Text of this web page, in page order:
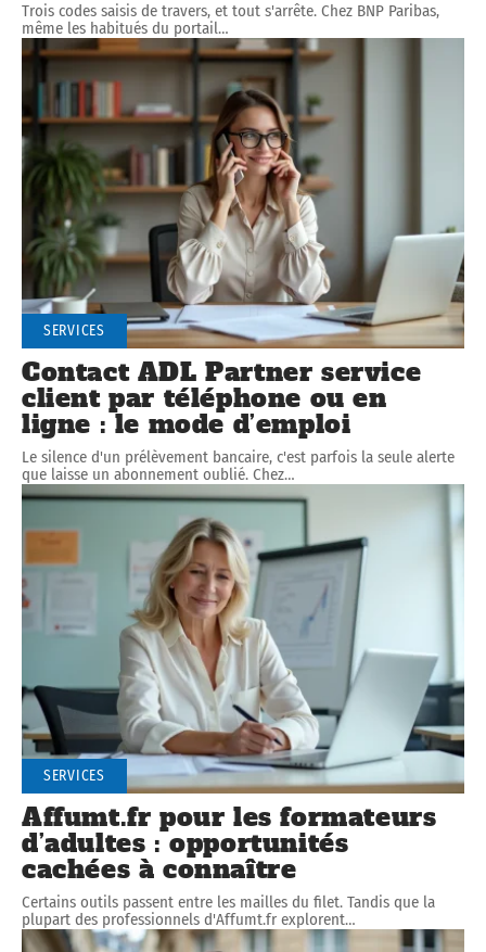
Trois codes saisis de travers, et tout s'arrête. Chez BNP Paribas,
même les habitués du portail…
SERVICES
Contact ADL Partner service
client par téléphone ou en
ligne : le mode d’emploi
Le silence d'un prélèvement bancaire, c'est parfois la seule alerte
que laisse un abonnement oublié. Chez…
SERVICES
Affumt.fr pour les formateurs
d’adultes : opportunités
cachées à connaître
Certains outils passent entre les mailles du filet. Tandis que la
plupart des professionnels d'Affumt.fr explorent…